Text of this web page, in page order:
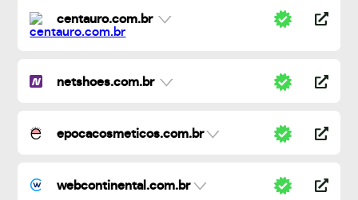
centauro.com.br
netshoes.com.br
epocacosmeticos.com.br
webcontinental.com.br